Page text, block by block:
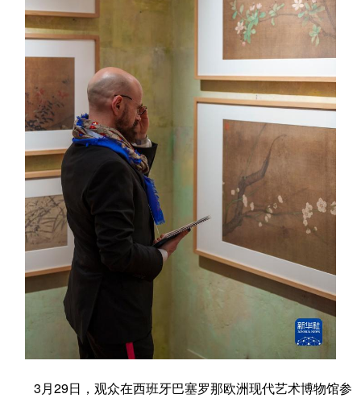
法律 中央文件 金融 汽车
人居 数字经济
学术中国 乡村振兴 银龄 溯源中国
城市 旅游 能源
彩票 娱乐 悦读
公益 一带一路 亚太网 上市公司
文化产业
地方频道
山西
吉林 江苏
浙江 安徽 福建 江西
3月29日，观众在西班牙巴塞罗那欧洲现代艺术博物馆参